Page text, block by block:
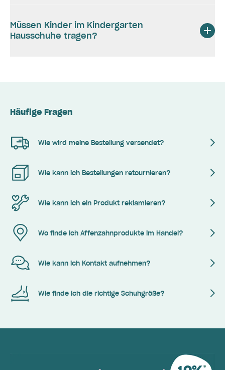
Müssen Kinder im Kindergarten
Hausschuhe tragen?
Häufige Fragen
Wie wird meine Bestellung versendet?
Wie kann ich Bestellungen retournieren?
Wie kann ich ein Produkt reklamieren?
Wo finde ich Affenzahnprodukte im Handel?
Wie kann ich Kontakt aufnehmen?
Wie finde ich die richtige Schuhgröße?